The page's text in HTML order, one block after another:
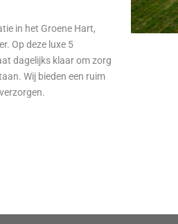
in het Groene Hart,
Op deze luxe 5
dagelijks klaar om zorg
Wij bieden een ruim